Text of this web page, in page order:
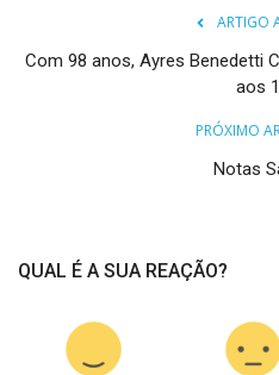
ARTIGO
Com 98 anos, Ayres Benedetti
aos
PRÓXIMO
Notas
QUAL É A SUA REAÇÃO?